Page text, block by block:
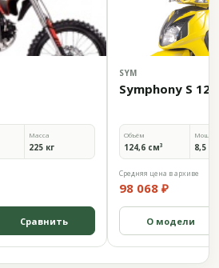
Масса
225 кг
Сравнить
SYM
Symphony S
Объём
124,6 см³ 8,5
Средняя цена в архиве
98 068 ₽
О модели